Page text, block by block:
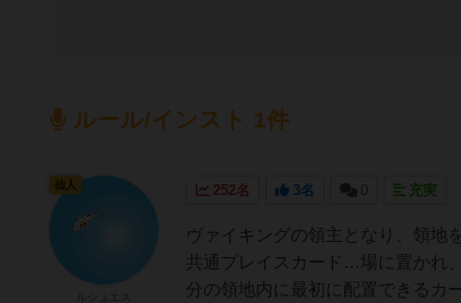
ルール/インスト 1件
252名 3名 0 充実
ヴァイキングの領主となり、領地
共通プレイスカード…場に置かれ
分の領地内に最初に配置できるカ
仙人